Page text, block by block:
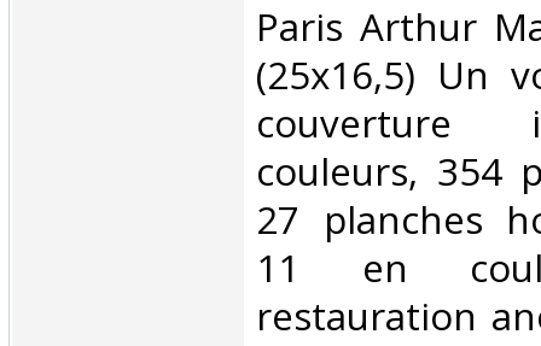
‎Paris Arthur
(25x16,5) Un
couverture
couleurs, 354
27 planches
11 en
restauration